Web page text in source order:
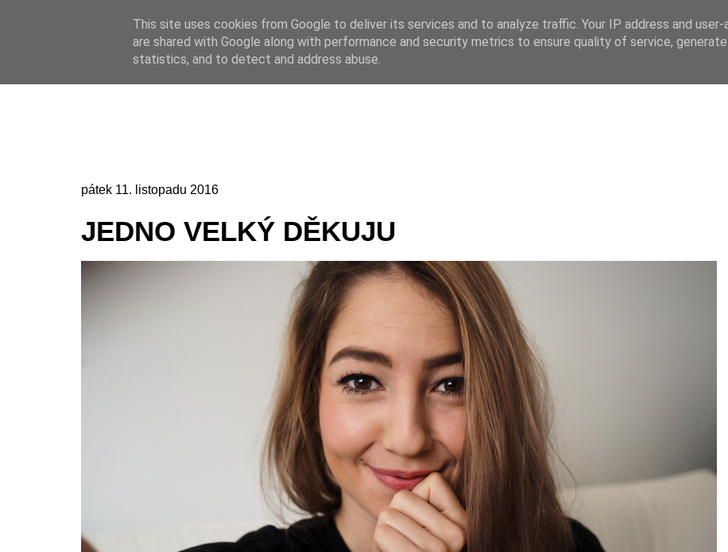
Online casino
Online casino CZ
pátek 11. listopadu 2016
JEDNO VELKÝ DĚKUJU
This site uses cookies from Google to deliver its services and to analyze traffic. Your IP address and user-
are shared with Google along with performance and security metrics to ensure quality of service,
statistics, and to detect and address abuse.